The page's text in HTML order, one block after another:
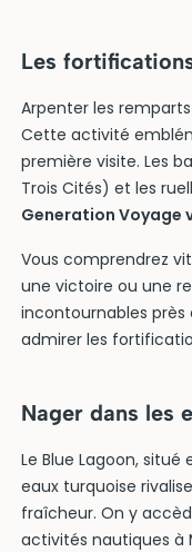
Les
Arpenter les
Cette activité
première visite. Les
Trois Cités) et les
Generation Voyage
Vous comprendrez
une victoire ou une
incontournables près
admirer les
Nager dans les
Le Blue Lagoon,
eaux turquoise
fraîcheur. On y
activités nautiques à